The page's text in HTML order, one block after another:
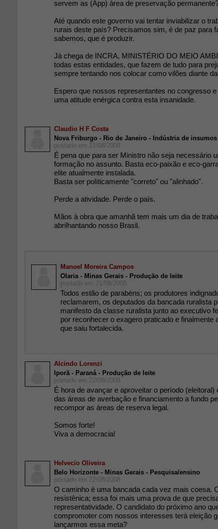
servem as (App) área de preservação
Até quando este governo vai tentar inviabilizar o
rurais deste país? Precisamos sim, é de paz para
sabemos, que é produzir.
Já chega de INCRA, MINISTÉRIO DO MEIO
todas estas entidades, que fazem de tudo para
sempre tentando nos colocar como vilões diante
Espero que nossos representantes no congresso
uma atitude enérgica contra esta insanidade.
Claudio H F Costa
Nova Friburgo - Rio de Janeiro - Indústria de
postado em 21/08/2008
É pena que para ser Ministro não seja necessário
formação no assunto. Basta eco-paixão e eco-
elite atualmente instalada.
Basta ser políticamente "correto" ou "alinhado".
Perde a atividade. Perde o país.
Mãos à obra que amanhã tem mais um dia de
abrilhantando nosso Brasil.
Manoel Moreira Campos
Olaria - Minas Gerais - Produção de leite
postado em 21/08/2008
Todos estão de parabéns; os produtores
reclamarem, os deputados da bancada ruralista
manifesto da classe ruralista junto ao executivo
por reconhecer o exagero praticado e finalmente
que saiu fortalecida.
Alcindo Lorenzi
Iporã - Paraná - Produção de leite
postado em 22/08/2008
É hora de avançar e aproveitar o período (eleitoral)
das áreas de averbação e financiamento a fundo
recompor as áreas de reserva legal.
Somos forte!
Viva a democracia!
Helvecio Oliveira
Belo Horizonte - Minas Gerais - Pesquisa/ensino
postado em 22/08/2008
O caminho é uma bancada cada vez mais coesa.
resistênica; essa foi mais uma prova de que
representatividade. O candidato do próximo ano
compromoter com nossos interesses terá eleição
lançarmos essa meta?